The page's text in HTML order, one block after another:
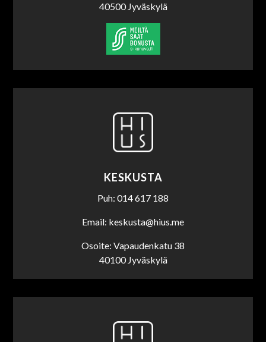
40500 Jyväskylä
KESKUSTA
Puh: 014 617 188
Email: keskusta@hius.me
Osoite: Vapaudenkatu 38
40100 Jyväskylä